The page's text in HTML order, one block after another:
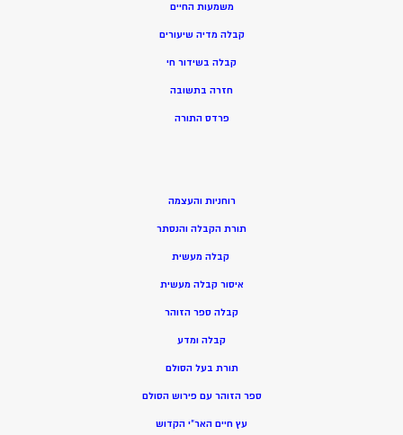
משמעות החיים
קבלה מדיה שיעורים
קבלה בשידור חי
חזרה בתשובה
פרדס התורה
רוחניות והעצמה
תורת הקבלה והנסתר
קבלה מעשית
איסור קבלה מעשית
קבלה ספר הזוהר
קבלה ומדע
תורת בעל הסולם
ספר הזוהר עם פירוש הסולם
עץ חיים האר”י הקדוש